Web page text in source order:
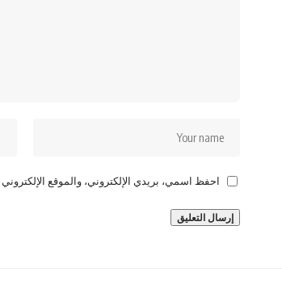
احفظ اسمي، بريدي الإلكتروني، والموقع